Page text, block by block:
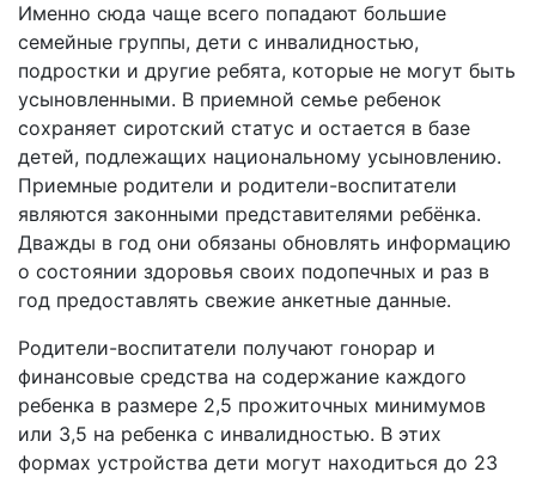
Именно сюда чаще всего попадают большие
семейные группы, дети с инвалидностью,
подростки и другие ребята, которые не могут быть
усыновленными. В приемной семье ребенок
сохраняет сиротский статус и остается в базе
детей, подлежащих национальному усыновлению.
Приемные родители и родители-воспитатели
являются законными представителями ребёнка.
Дважды в год они обязаны обновлять информацию
о состоянии здоровья своих подопечных и раз в
год предоставлять свежие анкетные данные.
Родители-воспитатели получают гонорар и
финансовые средства на содержание каждого
ребенка в размере 2,5 прожиточных минимумов
или 3,5 на ребенка с инвалидностью. В этих
формах устройства дети могут находиться до 23